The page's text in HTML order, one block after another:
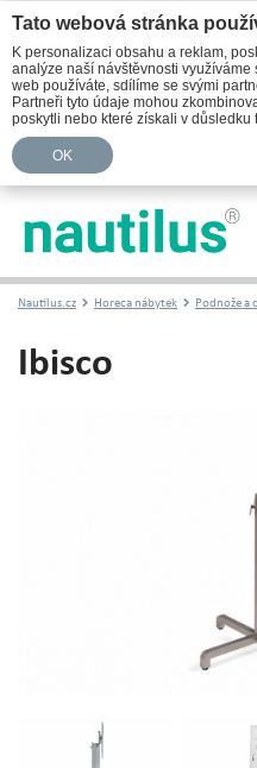
Nautilus.cz Horeca nábytek Podnože a
Ibisco
Tato webová stránka
K personalizaci obsahu a reklam,
analýze naší návštěvnosti
web používáte, sdílíme se svými
Partneři tyto údaje mohou
poskytli nebo které získali v
OK